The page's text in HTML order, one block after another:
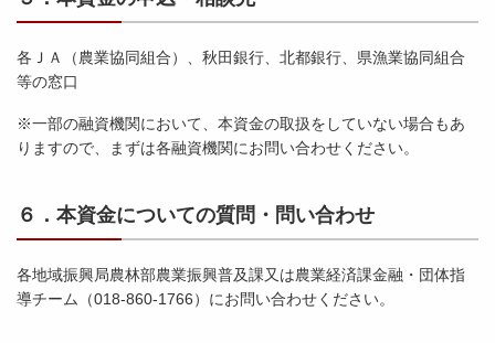
各ＪＡ（農業協同組合）、秋田銀行、北都銀行、県漁業協同組合
等の窓口
※一部の融資機関において、本資金の取扱をしていない場合もあ
りますので、まずは各融資機関にお問い合わせください。
６．本資金についての質問・問い合わせ
各地域振興局農林部農業振興普及課又は農業経済課金融・団体指
導チーム（018-860-1766）にお問い合わせください。